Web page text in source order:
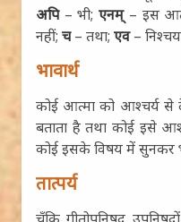
अपि– भी;एनम्– इस
नहीं; च– तथा; एव– निश्चय
भावार्थ
कोई आत्मा को आश्चर्य से
बताता है तथा कोई इसे
कोई इसके विषय में सुनकर
तात्पर्य